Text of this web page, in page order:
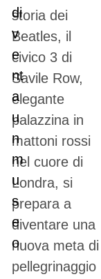
storia dei
Beatles, il
civico 3 di
Savile Row,
elegante
palazzina in
mattoni rossi
nel cuore di
Londra, si
prepara a
diventare una
nuova meta di
pellegrinaggio